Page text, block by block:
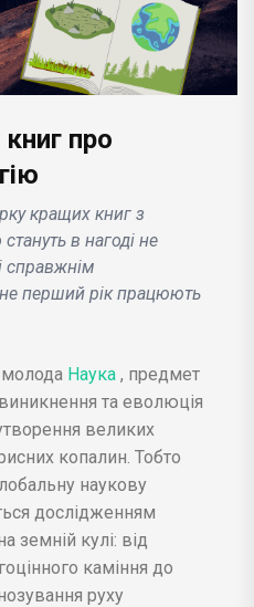
про
кращих книг з
стануть в нагоді не
справжнім
перший рік працюють
Наука , предмет
виникнення та еволюція
великих
копалин. Тобто
наукову
дослідженням
земній кулі: від
каміння до
руху